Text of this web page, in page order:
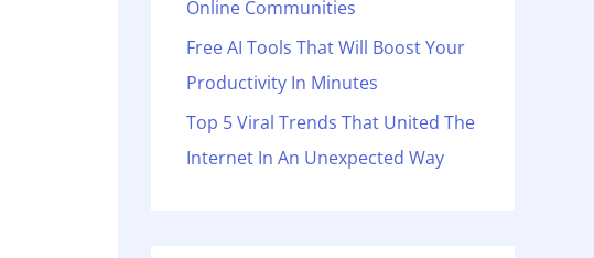
Online Communities
Free AI Tools That Will Boost Your
Productivity In Minutes
Top 5 Viral Trends That United The
Internet In An Unexpected Way